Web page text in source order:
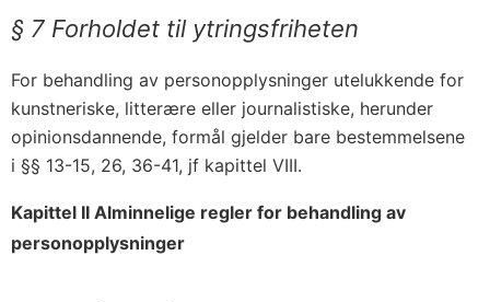
§ 7 Forholdet til ytringsfriheten
For behandling av personopplysninger utelukkende for
kunstneriske, litterære eller journalistiske, herunder
opinionsdannende, formål gjelder bare bestemmelsene
i §§ 13-15, 26, 36-41, jf kapittel VIII.
Kapittel II Alminnelige regler for behandling av
personopplysninger